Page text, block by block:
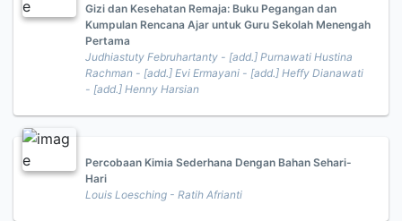
Gizi dan Kesehatan Remaja: Buku Pegangan dan
Kumpulan Rencana Ajar untuk Guru Sekolah Menengah
Pertama
Judhiastuty Februhartanty - [add.] Purnawati Hustina
Rachman - [add.] Evi Ermayani - [add.] Heffy Dianawati
- [add.] Henny Harsian
Percobaan Kimia Sederhana Dengan Bahan Sehari-
Hari
Louis Loesching - Ratih Afrianti